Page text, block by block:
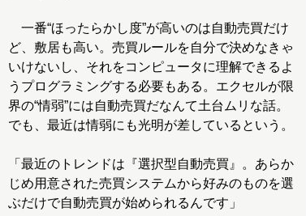
一番“ほったらかし度”が高いのは自動売買だけ
ど、敷居も高い。売買ルールを自分で決めなきゃ
いけないし、それをコンピュータに理解できるよ
うプログラミングする必要もある。エクセルが限
界の“情弱”には自動売買だなんて土台ムリな話。
でも、最近は情弱にも光明が差しているという。
「最近のトレンドは『選択型自動売買』。あらか
じめ用意された売買システムから好みのものを選
ぶだけで自動売買が始められるんです」